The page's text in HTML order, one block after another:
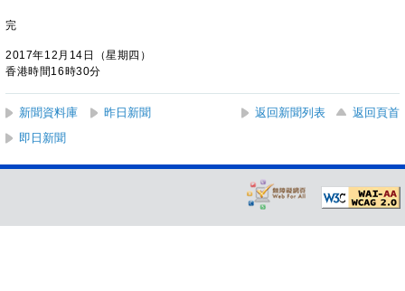
完
2017年12月14日（星期四）
香港時間16時30分
新聞資料庫 昨日新聞 返回新聞列表
返回頁首
即日新聞